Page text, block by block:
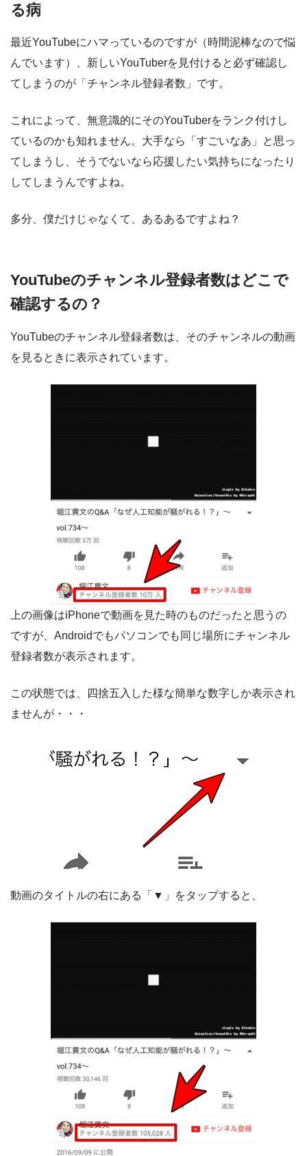
る病
最近YouTubeにハマっているのですが（時間泥棒なので悩
んでいます）、新しいYouTuberを見付けると必ず確認し
てしまうのが「チャンネル登録者数」です。
これによって、無意識的にそのYouTuberをランク付けし
ているのかも知れません。大手なら「すごいなあ」と思っ
てしまうし、そうでないなら応援したい気持ちになったり
してしまうんですよね。
多分、僕だけじゃなくて、あるあるですよね？
YouTubeのチャンネル登録者数はどこで
確認するの？
YouTubeのチャンネル登録者数は、そのチャンネルの動画
を見るときに表示されています。
上の画像はiPhoneで動画を見た時のものだったと思うの
ですが、Androidでもパソコンでも同じ場所にチャンネル
登録者数が表示されます。
この状態では、四捨五入した様な簡単な数字しか表示され
ませんが・・・
動画のタイトルの右にある「▼」をタップすると、